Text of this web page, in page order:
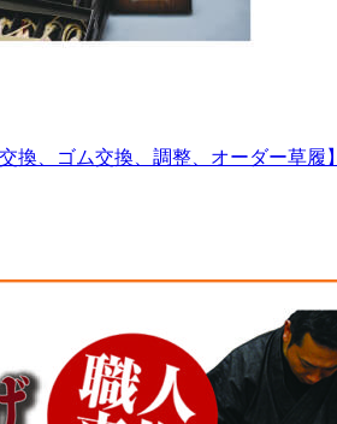
、ゴム交換、調整、オーダー草履】